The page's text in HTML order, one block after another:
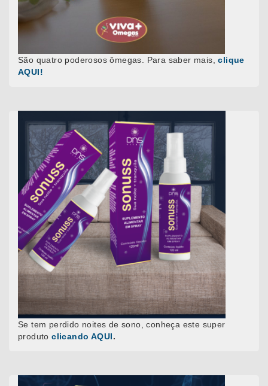
São quatro poderosos ômegas. Para saber mais,clique
AQUI!
Se tem perdido noites de sono, conheça este super
produto clicando AQUI.